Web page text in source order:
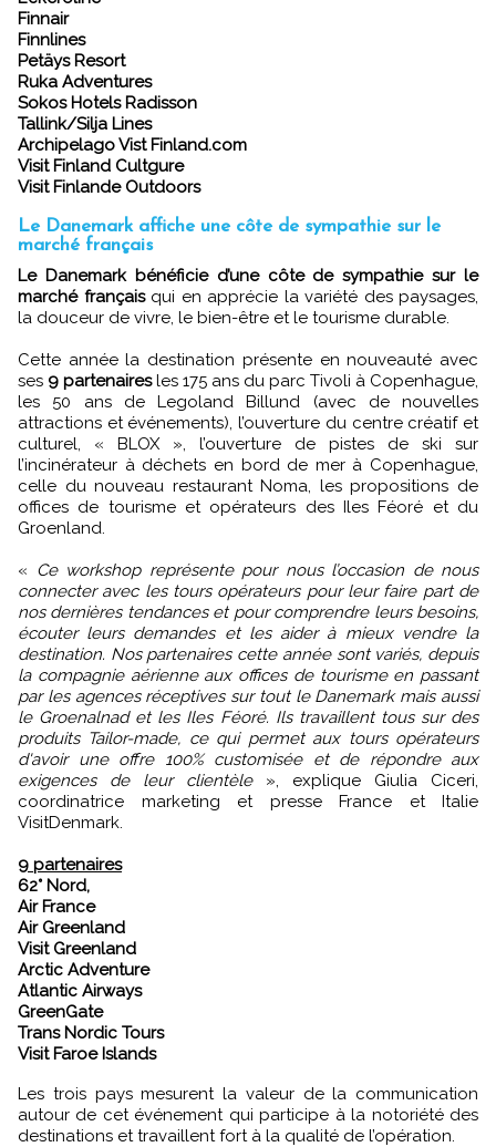
Finnair
Finnlines
Petäys Resort
Ruka Adventures
Sokos Hotels Radisson
Tallink/Silja Lines
Archipelago Vist Finland.com
Visit Finland Cultgure
Visit Finlande Outdoors
Le Danemark affiche une côte de sympathie sur le
marché français
Le Danemark bénéficie d’une côte de sympathie sur le
marché français qui en apprécie la variété des paysages,
la douceur de vivre, le bien-être et le tourisme durable.
Cette année la destination présente en nouveauté avec
ses 9 partenairesles 175 ans du parc Tivoli à Copenhague,
les 50 ans de Legoland Billund (avec de nouvelles
attractions et événements), l’ouverture du centre créatif et
culturel, « BLOX », l’ouverture de pistes de ski sur
l’incinérateur à déchets en bord de mer à Copenhague,
celle du nouveau restaurant Noma, les propositions de
offices de tourisme et opérateurs des Iles Féoré et du
Groenland.
« Ce workshop représente pour nous l’occasion de nous
connecter avec les tours opérateurs pour leur faire part de
nos dernières tendances et pour comprendre leurs besoins,
écouter leurs demandes et les aider à mieux vendre la
destination. Nos partenaires cette année sont variés, depuis
la compagnie aérienne aux offices de tourisme en passant
par les agences réceptives sur tout le Danemark mais aussi
le Groenalnad et les Iles Féoré. Ils travaillent tous sur des
produits Tailor-made, ce qui permet aux tours opérateurs
d'avoir une offre 100% customisée et de répondre aux
exigences de leur clientèle», explique Giulia Ciceri,
coordinatrice marketing et presse France et Italie
VisitDenmark.
9 partenaires
62° Nord,
Air France
Air Greenland
Visit Greenland
Arctic Adventure
Atlantic Airways
GreenGate
Trans Nordic Tours
Visit Faroe Islands
Les trois pays mesurent la valeur de la communication
autour de cet événement qui participe à la notoriété des
destinations et travaillent fort à la qualité de l’opération.